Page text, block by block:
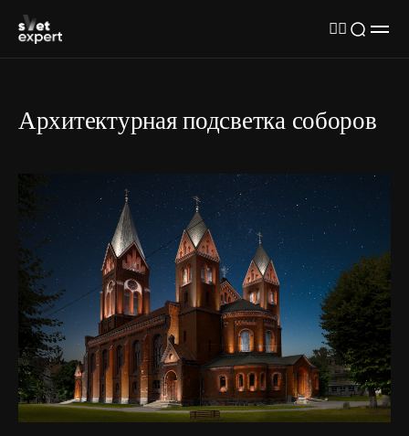
Архитектурная подсветка соборов